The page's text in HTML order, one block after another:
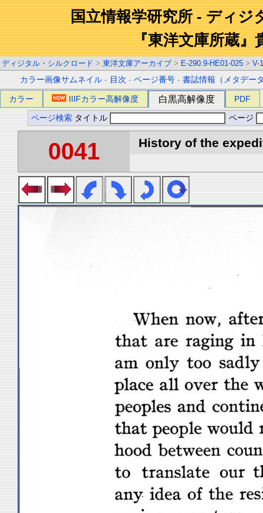
国立情報学研究所 - ディジ
『東洋文庫所蔵』
ディジタル・シルクロード > 東洋文庫アーカイブ > E-290.9-HE01-025 > V-1
カラー画像サムネイル - 目次 -ページ番号 -書誌情報（メタデー
カラー IIIFカラー高解像度 白黒高解像度 PDF
ページ検索 タイトル ページ
0041 History of the